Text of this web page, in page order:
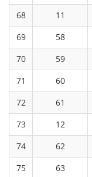
68
11
69
58
70
59
71
60
72
61
73
12
74
62
75
63